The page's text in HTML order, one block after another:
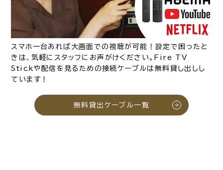
スマホ一台あれば大画面での視聴が可能！設定で困ったと
きは、気軽にスタッフにお声がけください。Fire TV
Stickや配信を見るための接続ケーブルは無料貸し出しし
ています！
無料貸出ケーブル一覧